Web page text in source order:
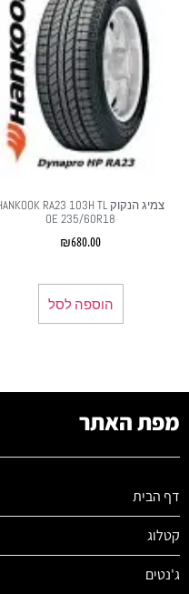
צמיג הנקוק HANKOOK RA23 103H TL
OE 235/60R18‏
₪680.00
הוספה לסל
מפת האתר
דף הבית
קטלוג
ג'נטים